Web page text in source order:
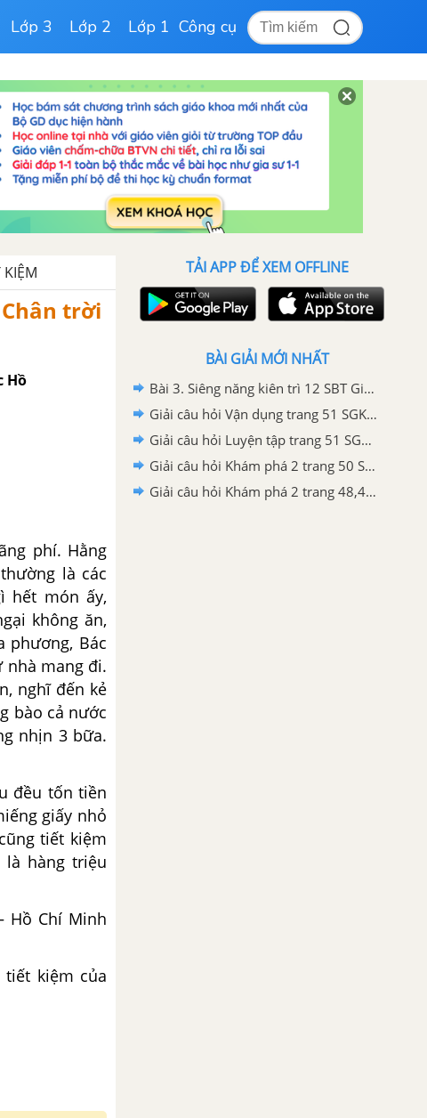
Lớp 3 Lớp 2 Lớp 1 Công cụ
KIỆM
Chân trời
Hồ
phí. Hằng
là các
hết món ấy,
không ăn,
phương, Bác
nhà mang đi.
nghĩ đến kẻ
bào cả nước
nhịn 3 bữa.
đều tốn tiền
giấy nhỏ
tiết kiệm
hàng triệu
Hồ Chí Minh
kiệm của
TẢI APP ĐỂ XEM OFFLINE
BÀI GIẢI MỚI NHẤT
Bài 3. Siêng năng kiên trì 12 SBT Giáo dục công dân 6 - Chân trời sáng tạo
Giải câu hỏi Vận dụng trang 51 SGK GDCD 6 Chân trời sáng tạo
Giải câu hỏi Luyện tập trang 51 SGK GDCD 6 Chân trời sáng tạo
Giải câu hỏi Khám phá 2 trang 50 SGK GDCD 6 Chân trời sáng tạo
Giải câu hỏi Khám phá 2 trang 48,49 SGK GDCD 6 Chân trời sáng tạo